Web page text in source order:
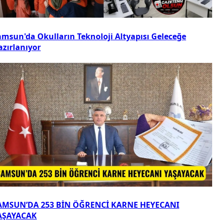
Okulların Teknoloji Altyapısı Geleceğe
253 BİN ÖĞRENCİ KARNE HEYECANI